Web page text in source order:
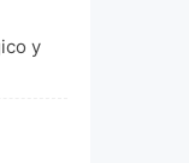
y